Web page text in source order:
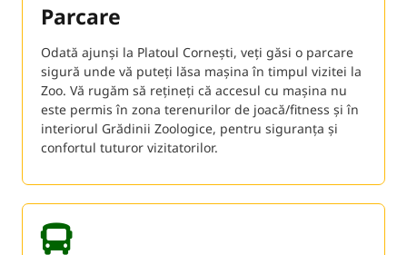
Parcare
Odată ajunși la Platoul Cornești, veți găsi o parcare
sigură unde vă puteți lăsa mașina în timpul vizitei la
Zoo. Vă rugăm să rețineți că accesul cu mașina nu
este permis în zona terenurilor de joacă/fitness și în
interiorul Grădinii Zoologice, pentru siguranța și
confortul tuturor vizitatorilor.